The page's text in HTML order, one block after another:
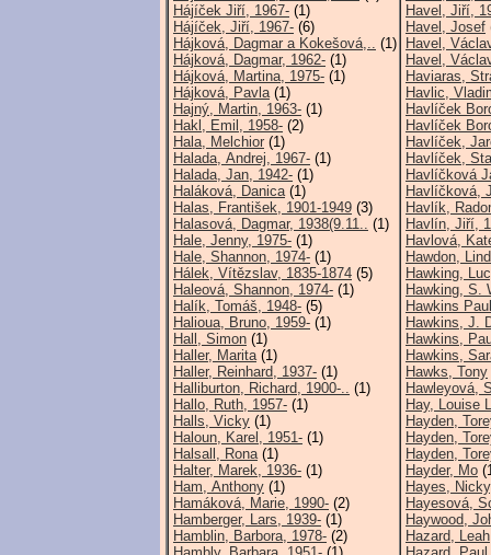
Hájíček Jiří, 1967- (1)
Hájíček, Jiří, 1967- (6)
Hájková, Dagmar a Kokešová,.. (1)
Hájková, Dagmar, 1962- (1)
Hájková, Martina, 1975- (1)
Hájková, Pavla(1)
Hajný, Martin, 1963- (1)
Hakl, Emil, 1958- (2)
Hala, Melchior (1)
Halada, Andrej, 1967- (1)
Halada, Jan, 1942- (1)
Haláková, Danica(1)
Halas, František, 1901-1949 (3)
Halasová, Dagmar, 1938(9.11.. (1)
Hale, Jenny, 1975- (1)
Hale, Shannon, 1974- (1)
Hálek, Vítězslav, 1835-1874 (5)
Haleová, Shannon, 1974- (1)
Halík, Tomáš, 1948- (5)
Halioua, Bruno, 1959- (1)
Hall, Simon (1)
Haller, Marita(1)
Haller, Reinhard, 1937- (1)
Halliburton, Richard, 1900-.. (1)
Hallo, Ruth, 1957- (1)
Halls, Vicky (1)
Haloun, Karel, 1951- (1)
Halsall, Rona(1)
Halter, Marek, 1936- (1)
Ham, Anthony (1)
Hamáková, Marie, 1990- (2)
Hamberger, Lars, 1939- (1)
Hamblin, Barbora, 1978- (2)
Havel, Jiří,
Havel, Josef
Havel,
Havel,
Haviaras,
Havlic,
Havlíček
Havlíček
Havlíček,
Havlíček,
Havlíčková
Havlíčková,
Havlík,
Havlín, Jiří,
Havlová,
Hawdon,
Hawking,
Hawking, S.
Hawkins
Hawkins, J.
Hawkins,
Hawkins,
Hawks, Tony
Hawleyová,
Hay, Louise
Hayden,
Hayden,
Hayden,
Hayder, Mo
Hayes,
Hayesová,
Haywood,
Hazard, Leah